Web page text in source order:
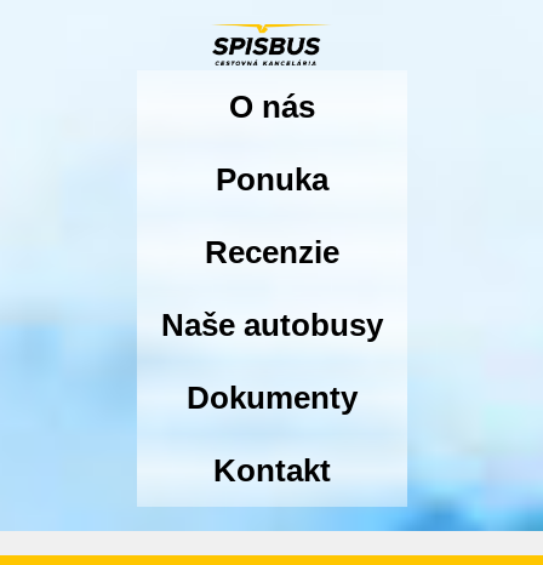
O nás
Ponuka
Recenzie
Naše autobusy
Dokumenty
Kontakt